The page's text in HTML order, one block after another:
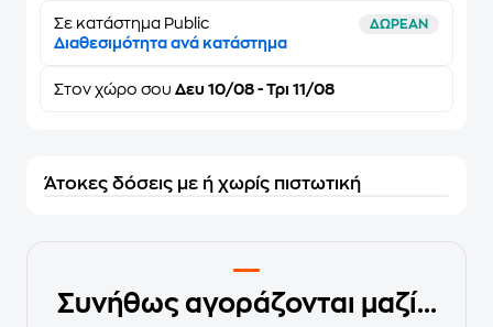
Σε κατάστημα Public ΔΩΡΕΑΝ
Διαθεσιμότητα ανά κατάστημα
Στον χώρο σου Δευ 10/08 - Τρι 11/08
Άτοκες δόσεις με ή χωρίς πιστωτική
Συνήθως αγοράζονται μαζί...